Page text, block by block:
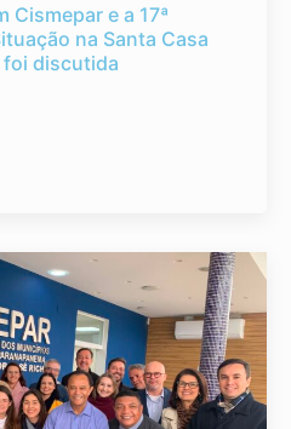
Cismepar e a 17ª
na Santa Casa
foi discutida